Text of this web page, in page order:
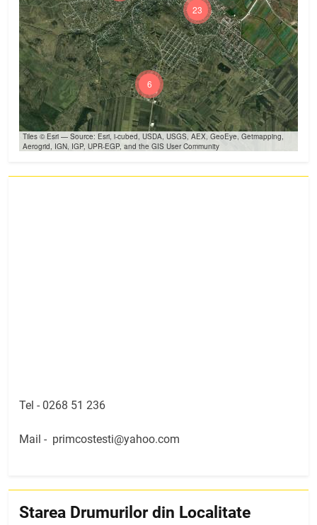
23
6
Tiles © Esri — Source: Esri, i-cubed, USDA, USGS, AEX, GeoEye, Getmapping,
Aerogrid, IGN, IGP, UPR-EGP, and the GIS User Community
Tel - 0268 51 236
Mail - primcostesti@yahoo.com
Starea Drumurilor din Localitate